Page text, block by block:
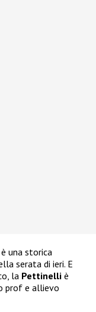
è una storica
serata di ieri. E
la Pettinelli è
prof e allievo